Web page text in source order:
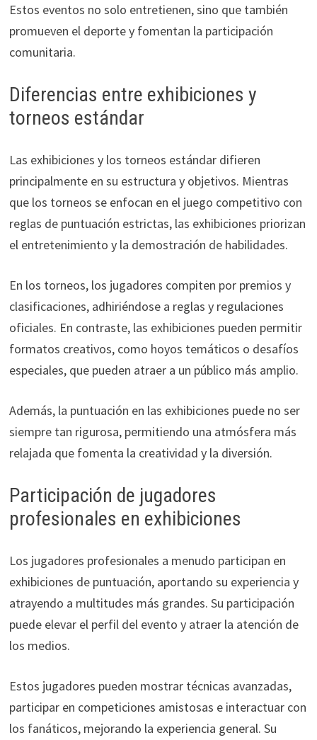
Estos eventos no solo entretienen, sino que también
promueven el deporte y fomentan la participación
comunitaria.
Diferencias entre exhibiciones y
torneos estándar
Las exhibiciones y los torneos estándar difieren
principalmente en su estructura y objetivos. Mientras
que los torneos se enfocan en el juego competitivo con
reglas de puntuación estrictas, las exhibiciones priorizan
el entretenimiento y la demostración de habilidades.
En los torneos, los jugadores compiten por premios y
clasificaciones, adhiriéndose a reglas y regulaciones
oficiales. En contraste, las exhibiciones pueden permitir
formatos creativos, como hoyos temáticos o desafíos
especiales, que pueden atraer a un público más amplio.
Además, la puntuación en las exhibiciones puede no ser
siempre tan rigurosa, permitiendo una atmósfera más
relajada que fomenta la creatividad y la diversión.
Participación de jugadores
profesionales en exhibiciones
Los jugadores profesionales a menudo participan en
exhibiciones de puntuación, aportando su experiencia y
atrayendo a multitudes más grandes. Su participación
puede elevar el perfil del evento y atraer la atención de
los medios.
Estos jugadores pueden mostrar técnicas avanzadas,
participar en competiciones amistosas e interactuar con
los fanáticos, mejorando la experiencia general. Su